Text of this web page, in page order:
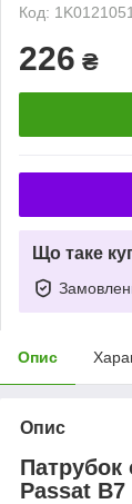
Код:
226 ₴
Що таке
Опис
Опис
Passat B7